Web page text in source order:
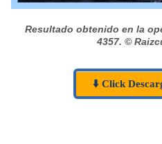
Resultado obtenido en la
4357. ©
⬇️ Click